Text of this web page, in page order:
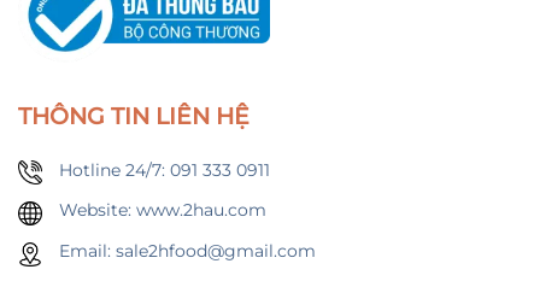
THÔNG TIN LIÊN HỆ
Hotline 24/7: 091 333 0911
Website: www.2hau.com
Email: sale2hfood@gmail.com